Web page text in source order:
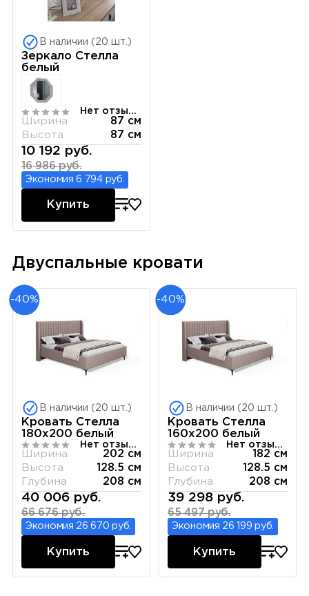
В наличии (20 шт.)
Зеркало Стелла
белый
Нет отзывов
Ширина
87 см
Высота
87 см
10 192 руб.
16 986 руб.
Экономия 6 794 руб.
Купить
Двуспальные кровати
-40%
В наличии (20 шт.)
Кровать Стелла
180х200 белый
Нет отзывов
Ширина
202 см
Высота
128.5 см
Глубина
208 см
40 006 руб.
66 676 руб.
Экономия 26 670 руб.
Купить
-40%
В наличии (20 шт.)
Кровать Стелла
160х200 белый
Нет отзывов
Ширина
182 см
Высота
128.5 см
Глубина
208 см
39 298 руб.
65 497 руб.
Экономия 26 199 руб.
Купить